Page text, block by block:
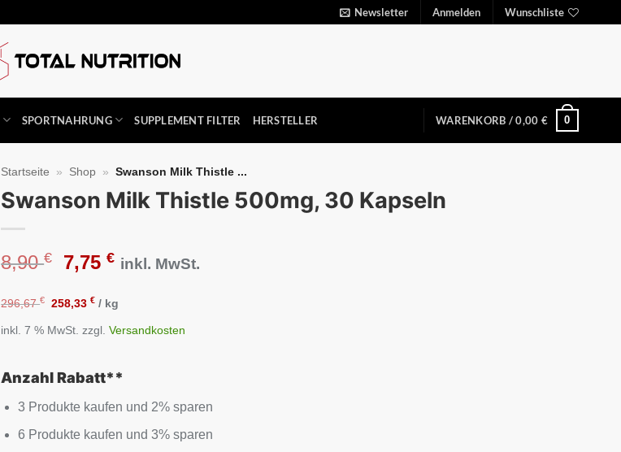
Newsletter Anmelden Wunschliste
SPORTNAHRUNG SUPPLEMENT FILTER HERSTELLER WARENKORB /0,00 € 0
Startseite » Shop » Swanson Milk Thistle ...
Swanson Milk Thistle 500mg, 30 Kapseln
8,90€
Ursprünglicher
Preis
war:
8,90 €
7,75€Aktueller
Preis
ist:
7,75 €.
inkl. MwSt.
296,67€ 258,33€ / kg
inkl. 7 % MwSt. zzgl.Versandkosten
Anzahl Rabatt**
3 Produkte kaufen und 2% sparen
6 Produkte kaufen und 3% sparen